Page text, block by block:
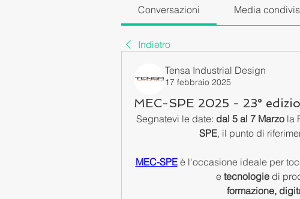
Conversazioni Media
Indietro
Tensa Industrial Design
17 febbraio 2025
MEC-SPE 2025 - 23°
Segnatevi le date: dal 5 al 7 Marzo la
SPE, il punto di
MEC-SPE è l'occasione ideale per
e tecnologie di
formazione,